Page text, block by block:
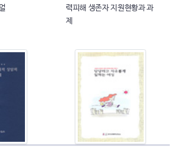
력피해 생존자 지원현황과 과
제